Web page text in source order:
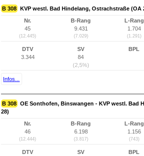
B 308 KVP westl. Bad Hindelang, Ostrachstraße (OA
Nr.
45
(12.445)
B-Rang
9.431
(7.029)
L-Rang
1.704
(1.291)
DTV
3.344
SV
84
(2,5%)
BPL
Infos...
B 308 OE Sonthofen, Binswangen - KVP westl. Bad
28)
Nr.
46
(12.444)
B-Rang
6.198
(3.817)
L-Rang
1.156
(743)
DTV
SV
BPL